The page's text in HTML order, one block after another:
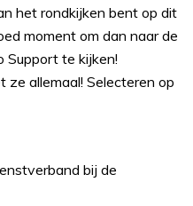
het rondkijken bent op dit
moment om dan naar de
Support te kijken!
ze allemaal! Selecteren op
bij de